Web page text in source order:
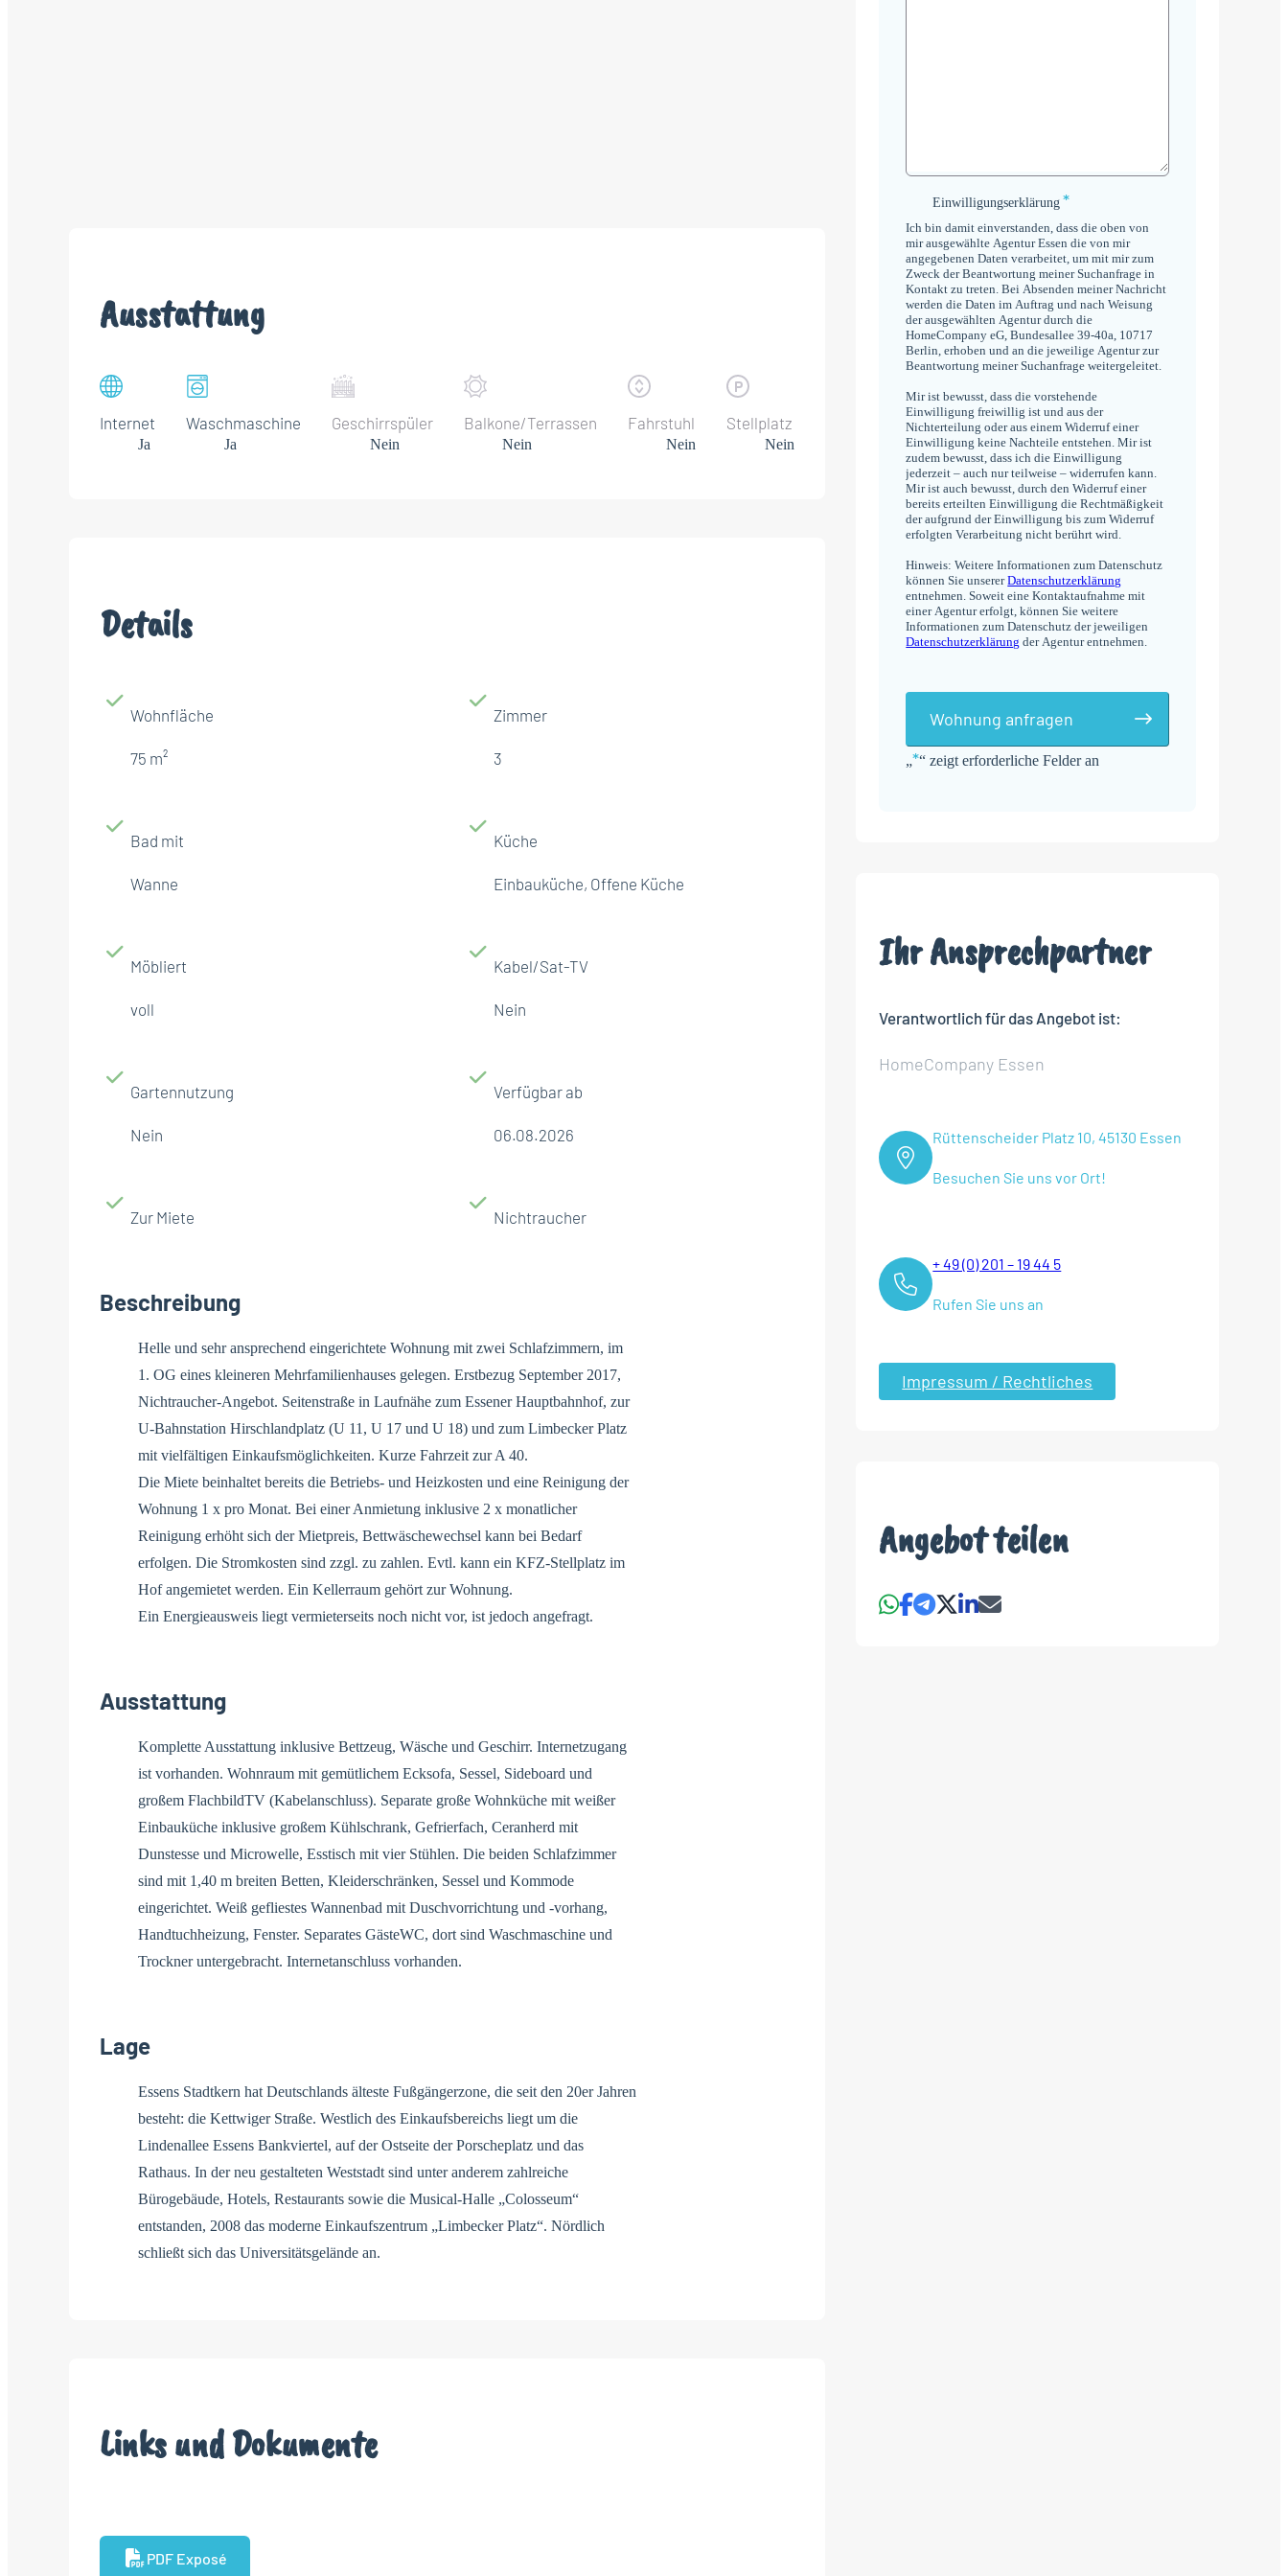
Ausstattung
Internet
Ja
Waschmaschine
Ja
Geschirrspüler
Nein
Balkone/Terrassen
Nein
Fahrstuhl
Nein
Stellplatz
Nein
Details
Wohnfläche
75 m²
Zimmer
3
Bad mit
Wanne
Küche
Einbauküche, Offene Küche
Möbliert
voll
Kabel/Sat-TV
Nein
Gartennutzung
Nein
Verfügbar ab
06.08.2026
Zur Miete Nichtraucher
Beschreibung
Helle und sehr ansprechend eingerichtete Wohnung mit zwei Schlafzimmern, im
1. OG eines kleineren Mehrfamilienhauses gelegen. Erstbezug September 2017,
Nichtraucher-Angebot. Seitenstraße in Laufnähe zum Essener Hauptbahnhof, zur
U-Bahnstation Hirschlandplatz (U 11, U 17 und U 18) und zum Limbecker Platz
mit vielfältigen Einkaufsmöglichkeiten. Kurze Fahrzeit zur A 40.
Die Miete beinhaltet bereits die Betriebs- und Heizkosten und eine Reinigung der
Wohnung 1 x pro Monat. Bei einer Anmietung inklusive 2 x monatlicher
Reinigung erhöht sich der Mietpreis, Bettwäschewechsel kann bei Bedarf
erfolgen. Die Stromkosten sind zzgl. zu zahlen. Evtl. kann ein KFZ-Stellplatz im
Hof angemietet werden. Ein Kellerraum gehört zur Wohnung.
Ein Energieausweis liegt vermieterseits noch nicht vor, ist jedoch angefragt.
Ausstattung
Komplette Ausstattung inklusive Bettzeug, Wäsche und Geschirr. Internetzugang
ist vorhanden. Wohnraum mit gemütlichem Ecksofa, Sessel, Sideboard und
großem FlachbildTV (Kabelanschluss). Separate große Wohnküche mit weißer
Einbauküche inklusive großem Kühlschrank, Gefrierfach, Ceranherd mit
Dunstesse und Microwelle, Esstisch mit vier Stühlen. Die beiden Schlafzimmer
sind mit 1,40 m breiten Betten, Kleiderschränken, Sessel und Kommode
eingerichtet. Weiß gefliestes Wannenbad mit Duschvorrichtung und -vorhang,
Handtuchheizung, Fenster. Separates GästeWC, dort sind Waschmaschine und
Trockner untergebracht. Internetanschluss vorhanden.
Lage
Essens Stadtkern hat Deutschlands älteste Fußgängerzone, die seit den 20er Jahren
besteht: die Kettwiger Straße. Westlich des Einkaufsbereichs liegt um die
Lindenallee Essens Bankviertel, auf der Ostseite der Porscheplatz und das
Rathaus. In der neu gestalteten Weststadt sind unter anderem zahlreiche
Bürogebäude, Hotels, Restaurants sowie die Musical-Halle „Colosseum“
entstanden, 2008 das moderne Einkaufszentrum „Limbecker Platz“. Nördlich
schließt sich das Universitätsgelände an.
Links und Dokumente
PDF Exposé
„*“ zeigt erforderliche Felder an
Einwilligungserklärung
Einwilligungserklärung *
Ich bin damit einverstanden, dass die oben von
mir ausgewählte Agentur Essen die von mir
angegebenen Daten verarbeitet, um mit mir zum
Zweck der Beantwortung meiner Suchanfrage in
Kontakt zu treten. Bei Absenden meiner Nachricht
werden die Daten im Auftrag und nach Weisung
der ausgewählten Agentur durch die
HomeCompany eG, Bundesallee 39-40a, 10717
Berlin, erhoben und an die jeweilige Agentur zur
Beantwortung meiner Suchanfrage weitergeleitet.
Mir ist bewusst, dass die vorstehende
Einwilligung freiwillig ist und aus der
Nichterteilung oder aus einem Widerruf einer
Einwilligung keine Nachteile entstehen. Mir ist
zudem bewusst, dass ich die Einwilligung
jederzeit – auch nur teilweise – widerrufen kann.
Mir ist auch bewusst, durch den Widerruf einer
bereits erteilten Einwilligung die Rechtmäßigkeit
der aufgrund der Einwilligung bis zum Widerruf
erfolgten Verarbeitung nicht berührt wird.
Hinweis: Weitere Informationen zum Datenschutz
können Sie unsererDatenschutzerklärung
entnehmen. Soweit eine Kontaktaufnahme mit
einer Agentur erfolgt, können Sie weitere
Informationen zum Datenschutz der jeweiligen
Datenschutzerklärung der Agentur entnehmen.
Wohnung anfragen
Ihr Ansprechpartner
Verantwortlich für das Angebot ist:
HomeCompany Essen
Rüttenscheider Platz 10, 45130 Essen
Besuchen Sie uns vor Ort!
+ 49 (0) 201 – 19 44 5
Rufen Sie uns an
Impressum / Rechtliches
Angebot teilen